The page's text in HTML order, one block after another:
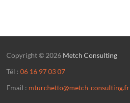
Copyright © 2026 Metch Consulting
Tél :06 16 97 03 07
Email : mturchetto@metch-consulting.fr